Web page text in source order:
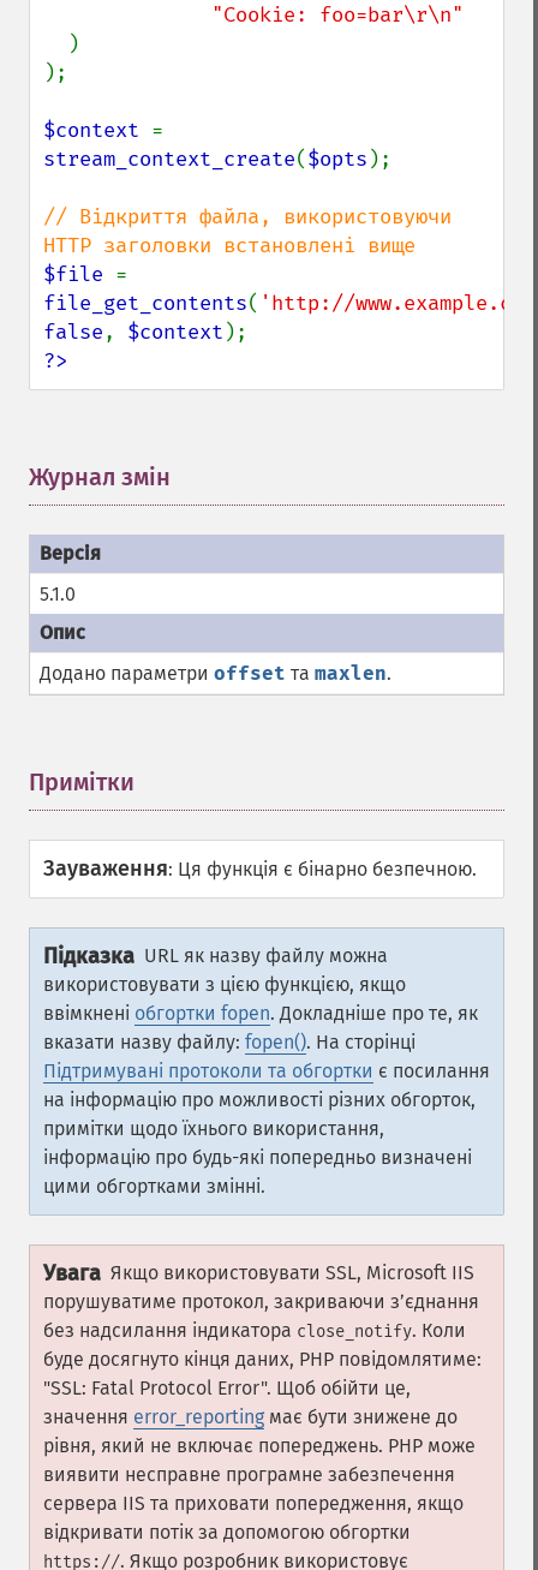
"Cookie: foo=bar\r\n"
)
);
$context
stream_context_create($opts );
// Відкриття файла, використовуючи
$file
file_get_contents( 'http://
false, $context
?>
Журнал змін
5.1.0
Додано параметри offset та maxlen.
Примітки
Зауваження: Ця функція є бінарно безпечною.
Підказка URL як назву файлу можна
використовувати з цією функцією, якщо
ввімкнені обгортки fopen. Докладніше про те, як
вказати назву файлу: fopen(). На сторінці
Підтримувані протоколи та обгортки є посилання
на інформацію про можливості різних обгорток,
примітки щодо їхнього використання,
інформацію про будь-які попередньо визначені
цими обгортками змінні.
Увага Якщо використовувати SSL, Microsoft IIS
порушуватиме протокол, закриваючи зʼєднання
без надсилання індикатора close_notify. Коли
буде досягнуто кінця даних, PHP повідомлятиме:
"SSL: Fatal Protocol Error". Щоб обійти це,
значення error_reporting має бути знижене до
рівня, який не включає попереджень. PHP може
виявити несправне програмне забезпечення
сервера IIS та приховати попередження, якщо
відкривати потік за допомогою обгортки
https://. Якщо розробник використовує